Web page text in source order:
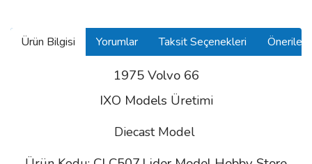
Ürün Bilgisi Yorumlar Taksit Seçenekleri
1975 Volvo 66
IXO Models Üretimi
Diecast Model